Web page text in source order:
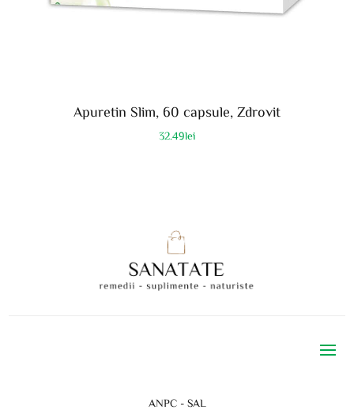
Apuretin Slim, 60 capsule, Zdrovit
32.49lei
ANPC - SAL